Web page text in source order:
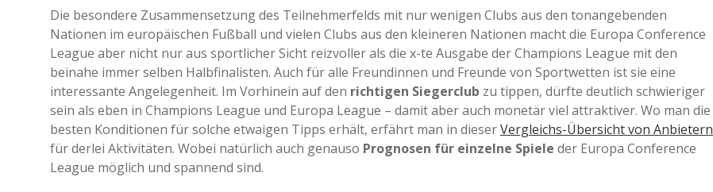
Die besondere Zusammensetzung des Teilnehmerfelds mit nur wenigen Clubs aus den tonangebenden
Nationen im europäischen Fußball und vielen Clubs aus den kleineren Nationen macht die Europa Conference
League aber nicht nur aus sportlicher Sicht reizvoller als die x-te Ausgabe der Champions League mit den
beinahe immer selben Halbfinalisten. Auch für alle Freundinnen und Freunde von Sportwetten ist sie eine
interessante Angelegenheit. Im Vorhinein auf den richtigen Siegerclub zu tippen, dürfte deutlich schwieriger
sein als eben in Champions League und Europa League – damit aber auch monetär viel attraktiver. Wo man die
besten Konditionen für solche etwaigen Tipps erhält, erfährt man in dieserVergleichs-Übersicht von Anbietern
für derlei Aktivitäten. Wobei natürlich auch genauso Prognosen für einzelne Spiele der Europa Conference
League möglich und spannend sind.